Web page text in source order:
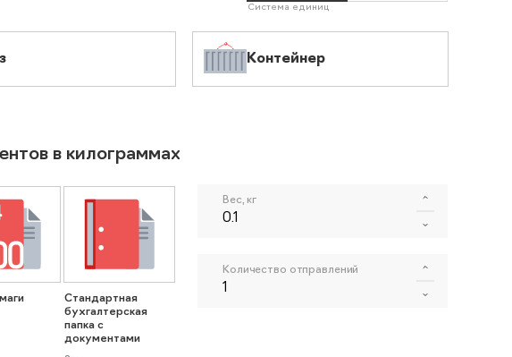
Система единиц
Контейнер
в килограммах
Стандартная
бухгалтерская
папка с
документами
Вес, кг
Количество отправлений